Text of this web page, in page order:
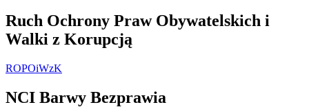
Ruch Ochrony Praw Obywatelskich i
Walki z Korupcją
ROPOiWzK
NCI Barwy Bezprawia